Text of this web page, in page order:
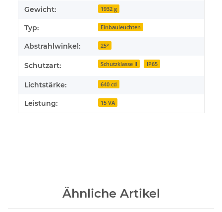
Gewicht: 1932 g
Typ: Einbauleuchten
Abstrahlwinkel: 25°
Schutzart: Schutzklasse II IP65
Lichtstärke: 640 cd
Leistung: 15 VA
Ähnliche Artikel